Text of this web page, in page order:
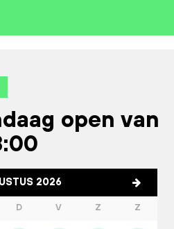
open van
2026
D V Z Z